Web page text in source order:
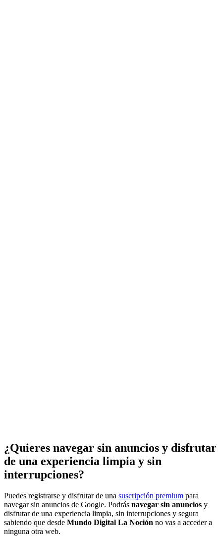
¿Quieres navegar sin anuncios y disfrutar
de una experiencia limpia y sin
interrupciones?
Puedes registrarse y disfrutar de una suscripción premium para
navegar sin anuncios de Google. Podrás navegar sin anuncios y
disfrutar de una experiencia limpia, sin interrupciones y segura
sabiendo que desde Mundo Digital La Noción no vas a acceder a
ninguna otra web.